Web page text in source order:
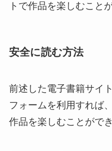
トで作品を楽しむこと
安全に読む方法
前述した電子書籍サイ
フォームを利用すれば
作品を楽しむことができ